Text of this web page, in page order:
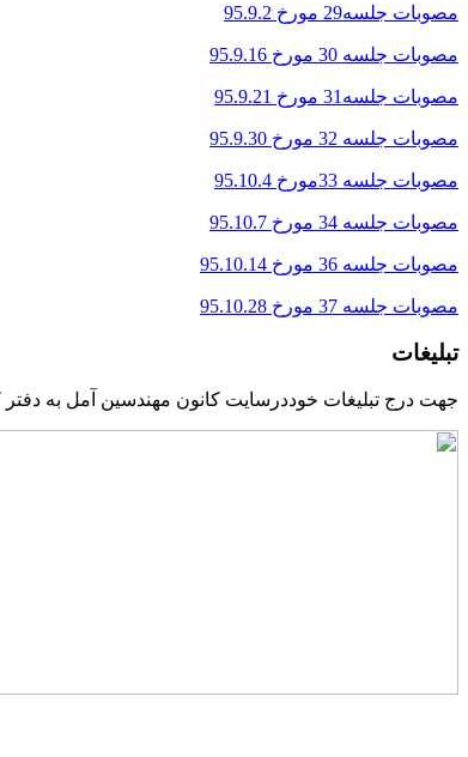
مصوبات جلسه29 مورخ 95.9.2
مصوبات جلسه 30 مورخ 95.9.16
مصوبات جلسه31 مورخ 95.9.21
مصوبات جلسه 32 مورخ 95.9.30
مصوبات جلسه 33مورخ 95.10.4
مصوبات جلسه 34 مورخ 95.10.7
مصوبات جلسه 36 مورخ 95.10.14
مصوبات جلسه 37 مورخ 95.10.28
تبلیغات
جهت درج تبلیغات خوددرسایت کانون مهندسین آمل به دفتر